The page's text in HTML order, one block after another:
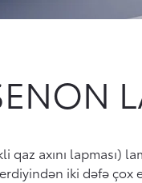
qaz axını lapması)
iki dəfə çox